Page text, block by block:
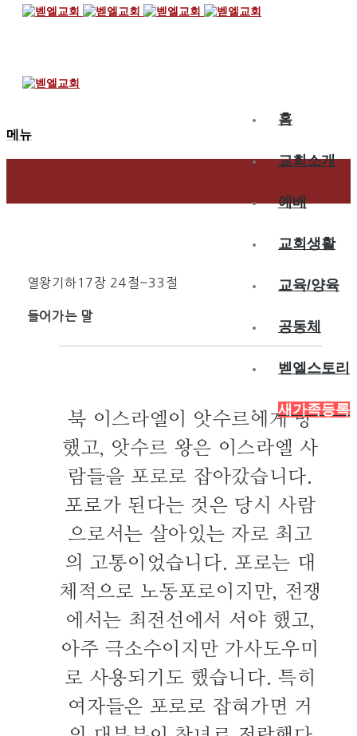
홈
교회소개
예배
교회생활
교육/양육
공동체
벧엘스토리
새가족등록
메뉴
열왕기하17장 24절~33절
들어가는 말
북 이스라엘이 앗수르에게 망
했고, 앗수르 왕은 이스라엘 사
람들을 포로로 잡아갔습니다.
포로가 된다는 것은 당시 사람
으로서는 살아있는 자로 최고
의 고통이었습니다. 포로는 대
체적으로 노동포로이지만, 전쟁
에서는 최전선에서 서야 했고,
아주 극소수이지만 가사도우미
로 사용되기도 했습니다. 특히
여자들은 포로로 잡혀가면 거